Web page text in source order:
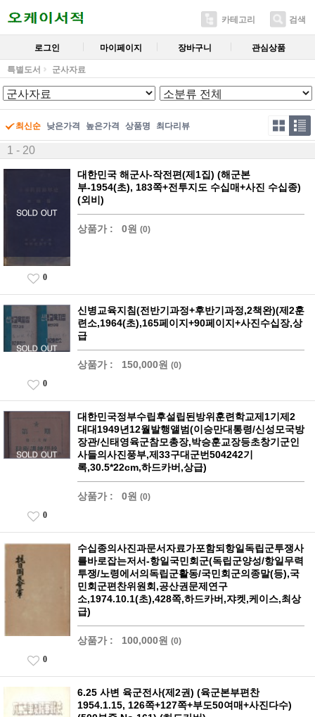
카테고리 검색
로그인 마이페이지 장바구니 관심상품
특별도서 군사자료
최신순 낮은가격 높은가격 상품명 최다리뷰
1 - 20
대한민국 해군사-작전편(제1집) (해군본
부-1954(초), 183쪽+전투지도 수십매+사진 수십종)
(외비)
상품가 : 0원 (0)
0
신병교육지침(전반기과정+후반기과정,2책완)(제2훈
련소,1964(초),165페이지+90페이지+사진수십장,상
급
상품가 : 150,000원 (0)
0
대한민국정부수립후설립된방위훈련학교제1기제2
대대1949년12월발행앨범(이승만대통령/신성모국방
장관/신태영육군참모총장,박승훈교장등초창기군인
사들의사진풍부,제33구대군번504242기
록,30.5*22cm,하드카버,상급)
상품가 : 0원 (0)
0
수십종의사진과문서자료가포함되항일독립군투쟁사
를바로잡는저서-항일국민회군(독립군양성/항일무력
투쟁/노령에서의독립군활동/국민회군의종말(등),국
민회군편찬위원회,공산권문제연구
소,1974.10.1(초),428쪽,하드카버,쟈켓,케이스,최상
급)
상품가 : 100,000원 (0)
0
6.25 사변 육군전사(제2권) (육군본부편찬
1954.1.15, 126쪽+127쪽+부도50여매+사진다수)